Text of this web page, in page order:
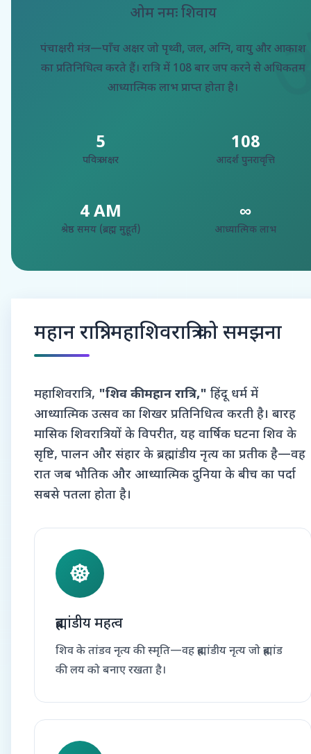
ओम नमः शिवाय
पंचाक्षरी मंत्र—पाँच अक्षर जो पृथ्वी, जल, अग्नि, वायु और आकाश
का प्रतिनिधित्व करते हैं। रात्रि में 108 बार जप करने से अधिकतम
आध्यात्मिक लाभ प्राप्त होता है।
5
पवित्र अक्षर
108
आदर्श पुनरावृत्ति
4 AM
श्रेष्ठ समय (ब्रह्म मुहूर्त)
∞
आध्यात्मिक लाभ
महान रात्रि: महाशिवरात्रि को समझना
महाशिवरात्रि, "शिव की महान रात्रि," हिंदू धर्म में
आध्यात्मिक उत्सव का शिखर प्रतिनिधित्व करती है। बारह
मासिक शिवरात्रियों के विपरीत, यह वार्षिक घटना शिव के
सृष्टि, पालन और संहार के ब्रह्मांडीय नृत्य का प्रतीक है—वह
रात जब भौतिक और आध्यात्मिक दुनिया के बीच का पर्दा
सबसे पतला होता है।
ब्रह्मांडीय महत्व
शिव के तांडव नृत्य की स्मृति—वह ब्रह्मांडीय नृत्य जो ब्रह्मांड
की लय को बनाए रखता है।